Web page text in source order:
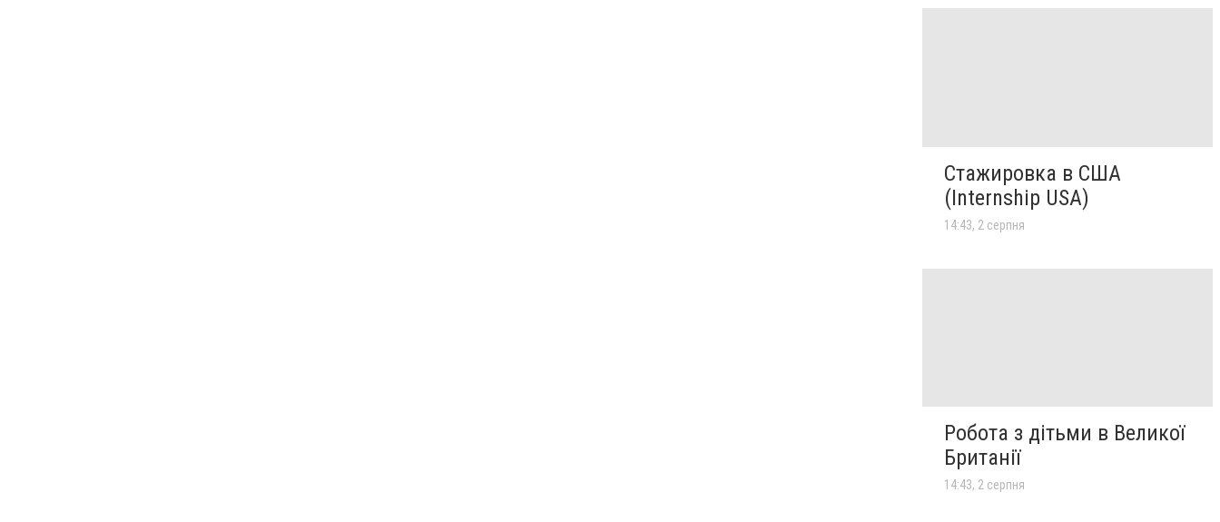
Стажировка в США
(Internship USA)
14:43, 2 серпня
Робота з дітьми в Великої
Британії
14:43, 2 серпня